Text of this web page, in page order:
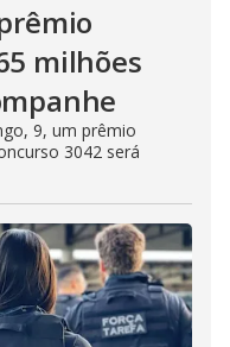
milhões
9, um prêmio
3042 será